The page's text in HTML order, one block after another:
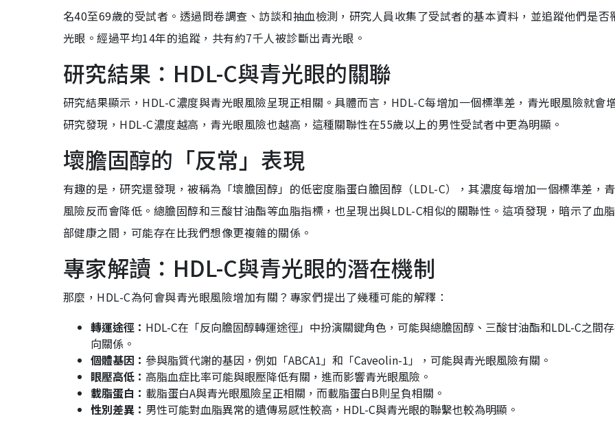
名40至69歲的受試者。透過問卷調查、訪談和抽血檢測，研究人員收集了受試者的基本資料，並追蹤他們是否
光眼。經過平均14年的追蹤，共有約7千人被診斷出青光眼。
研究結果：HDL-C與青光眼的關聯
研究結果顯示，HDL-C濃度與青光眼風險呈現正相關。具體而言，HDL-C每增加一個標準差，青光眼風險就會
研究發現，HDL-C濃度越高，青光眼風險也越高，這種關聯性在55歲以上的男性受試者中更為明顯。
壞膽固醇的「反常」表現
有趣的是，研究還發現，被稱為「壞膽固醇」的低密度脂蛋白膽固醇（LDL-C），其濃度每增加一個標準差，
風險反而會降低。總膽固醇和三酸甘油酯等血脂指標，也呈現出與LDL-C相似的關聯性。這項發現，暗示了血
部健康之間，可能存在比我們想像更複雜的關係。
專家解讀：HDL-C與青光眼的潛在機制
那麼，HDL-C為何會與青光眼風險增加有關？專家們提出了幾種可能的解釋：
轉運途徑： HDL-C在「反向膽固醇轉運途徑」中扮演關鍵角色，可能與總膽固醇、三酸甘油酯和LDL-C之間
向關係。
個體基因： 參與脂質代謝的基因，例如「ABCA1」和「Caveolin-1」，可能與青光眼風險有關。
眼壓高低： 高脂血症比率可能與眼壓降低有關，進而影響青光眼風險。
載脂蛋白： 載脂蛋白A與青光眼風險呈正相關，而載脂蛋白B則呈負相關。
性別差異： 男性可能對血脂異常的遺傳易感性較高，HDL-C與青光眼的聯繫也較為明顯。